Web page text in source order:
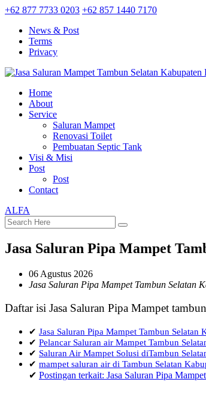
+62 877 7733 0203 +62 857 1440 7170
News & Post
Terms
Privacy
Home
About
Service
Saluran Mampet
Renovasi Toilet
Pembuatan Septic Tank
Visi & Misi
Post
Post
Contact
ALFA
Jasa Saluran Pipa Mampet
06 Agustus 2026
Jasa Saluran Pipa Mampet Tambun Selatan
Daftar isi Jasa Saluran Pipa Mampet
✔ Jasa Saluran Pipa Mampet Tambun Selatan
✔ Pelancar Saluran air Mampet Tambun
✔ Saluran Air Mampet Solusi diTambun
✔ mampet saluran air di Tambun Selatan
✔ Postingan terkait: Jasa Saluran Pipa